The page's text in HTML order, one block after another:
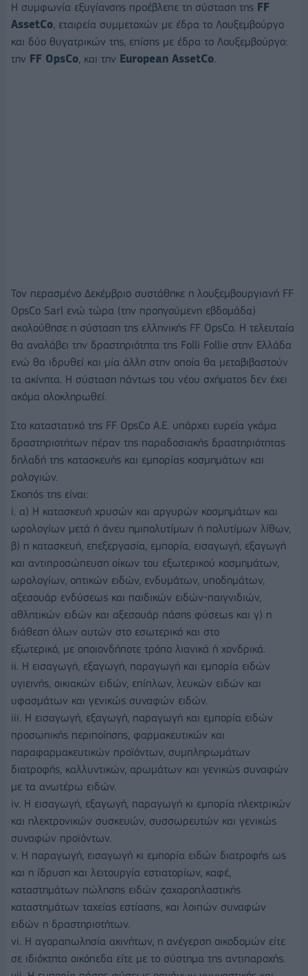
Η συμφωνία εξυγίανσης προέβλεπε τη σύσταση της FF
AssetCo, εταιρεία συμμετοχών με έδρα το Λουξεμβούργο
και δύο θυγατρικών της, επίσης με έδρα το Λουξεμβούργο:
την FF OpsCo, και την European AssetCo.
Τον περασμένο Δεκέμβριο συστάθηκε η λουξεμβουργιανή FF
OpsCo Sarl ενώ τώρα (την προηγούμενη εβδομάδα)
ακολούθησε η σύσταση της ελληνικής FF OpsCo. Η τελευταία
θα αναλάβει την δραστηριότητα της Folli Follie στην Ελλάδα
ενώ θα ιδρυθεί και μία άλλη στην οποία θα μεταβιβαστούν
τα ακίνητα. Η σύσταση πάντως του νέου σχήματος δεν έχει
ακόμα ολοκληρωθεί.
Στο καταστατικό της FF OpsCo Α.Ε. υπάρχει ευρεία γκάμα
δραστηριοτήτων πέραν της παραδοσιακής δραστηριότητας
δηλαδή της κατασκευής και εμπορίας κοσμημάτων και
ρολογιών.
Σκοπός της είναι:
i. α) H κατασκευή χρυσών και αργυρών κοσμημάτων και
ωρολογίων μετά ή άνευ ημιπολυτίμων ή πολυτίμων λίθων,
β) η κατασκευή, επεξεργασία, εμπορία, εισαγωγή, εξαγωγή
και αντιπροσώπευση οίκων του εξωτερικού κοσμημάτων,
ωρολογίων, οπτικών ειδών, ενδυμάτων, υποδημάτων,
αξεσουάρ ενδύσεως και παιδικών ειδών-παιγνιδιών,
αθλητικών ειδών και αξεσουάρ πάσης φύσεως και γ) η
διάθεση όλων αυτών στο εσωτερικό και στο
εξωτερικό, με οποιονδήποτε τρόπο λιανικά ή χονδρικά.
ii. Η εισαγωγή, εξαγωγή, παραγωγή και εμπορία ειδών
υγιεινής, οικιακών ειδών, επίπλων, λευκών ειδών και
υφασμάτων και γενικώς συναφών ειδών.
iii. Η εισαγωγή, εξαγωγή, παραγωγή και εμπορία ειδών
προσωπικής περιποίησης, φαρμακευτικών και
παραφαρμακευτικών προϊόντων, συμπληρωμάτων
διατροφής, καλλυντικών, αρωμάτων και γενικώς συναφών
με τα ανωτέρω ειδών.
iv. Η εισαγωγή, εξαγωγή, παραγωγή κι εμπορία ηλεκτρικών
και ηλεκτρονικών συσκευών, συσσωρευτών και γενικώς
συναφών προϊόντων.
v. Η παραγωγή, εισαγωγή κι εμπορία ειδών διατροφής ως
και η ίδρυση και λειτουργία εστιατορίων, καφέ,
καταστημάτων πώλησης ειδών ζαχαροπλαστικής
καταστημάτων ταχείας εστίασης, και λοιπών συναφών
ειδών η δραστηριοτήτων.
vi. Η αγοραπωλησία ακινήτων, η ανέγερση οικοδομών είτε
σε ιδιόκτητα οικόπεδα είτε με το σύστημα της αντιπαροχής.